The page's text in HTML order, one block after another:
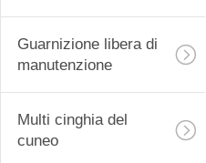
Guarnizione libera di
manutenzione
Multi cinghia del
cuneo